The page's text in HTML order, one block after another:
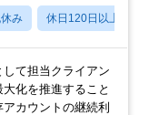
み 休日120日以上
て担当クライアン
化を推進すること
カウントの継続利